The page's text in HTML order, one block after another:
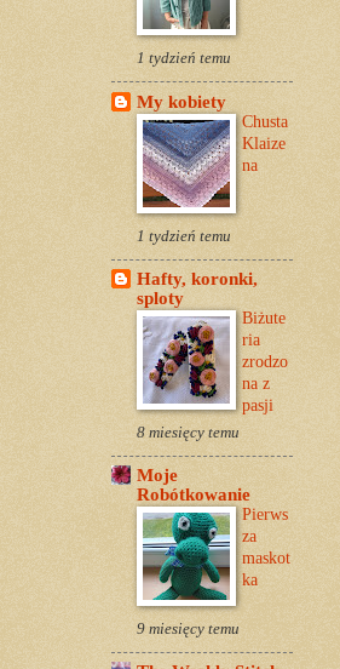
1 tydzień temu
My kobiety
Chusta
Klaize
na
1 tydzień temu
Hafty, koronki,
sploty
Biżute
ria
zrodzo
na z
pasji
8 miesięcy temu
Moje
Robótkowanie
Pierws
za
maskot
ka
9 miesięcy temu